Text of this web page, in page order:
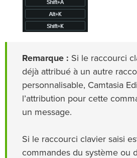
Remarque : Si le raccourci
déjà attribué à un autre
personnalisable, Camtasia
l’attribution pour cette
un message.
Si le raccourci clavier saisi
commandes du système ou